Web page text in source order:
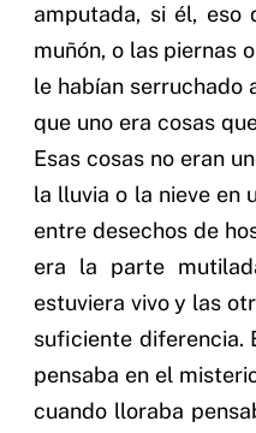
amputada, si él, eso
muñón, o las piernas
le habían serruchado
que uno era cosas
Esas cosas no eran
la lluvia o la nieve en
entre desechos de
era la parte
estuviera vivo y las
suficiente diferencia.
pensaba en el
cuando lloraba